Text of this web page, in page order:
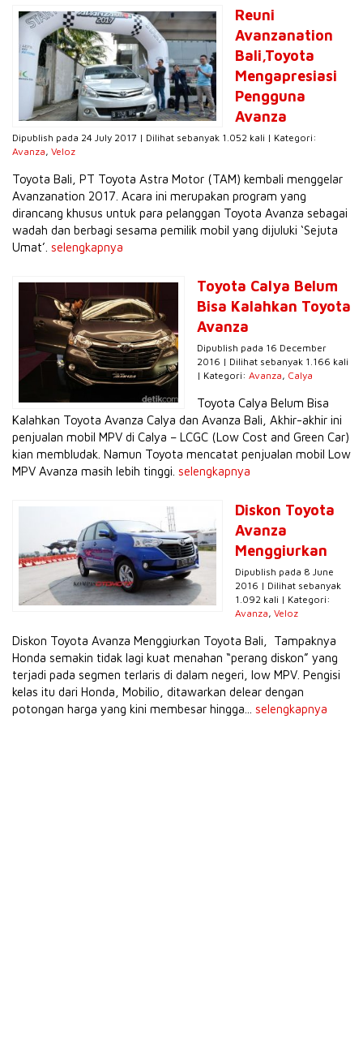
Reuni
Avanzanation
Bali,Toyota
Mengapresiasi
Pengguna
Avanza
Dipublish pada 24 July 2017 | Dilihat sebanyak 1.052 kali | Kategori:
Avanza, Veloz
Toyota Bali, PT Toyota Astra Motor (TAM) kembali menggelar
Avanzanation 2017. Acara ini merupakan program yang
dirancang khusus untuk para pelanggan Toyota Avanza sebagai
wadah dan berbagi sesama pemilik mobil yang dijuluki ‘Sejuta
Umat’. selengkapnya
Toyota Calya Belum
Bisa Kalahkan Toyota
Avanza
Dipublish pada 16 December
2016 | Dilihat sebanyak 1.166 kali
| Kategori: Avanza, Calya
Toyota Calya Belum Bisa
Kalahkan Toyota Avanza Calya dan Avanza Bali, Akhir-akhir ini
penjualan mobil MPV di Calya – LCGC (Low Cost and Green Car)
kian membludak. Namun Toyota mencatat penjualan mobil Low
MPV Avanza masih lebih tinggi. selengkapnya
Diskon Toyota
Avanza
Menggiurkan
Dipublish pada 8 June
2016 | Dilihat sebanyak
1.092 kali | Kategori:
Avanza, Veloz
Diskon Toyota Avanza Menggiurkan Toyota Bali, Tampaknya
Honda semakin tidak lagi kuat menahan “perang diskon” yang
terjadi pada segmen terlaris di dalam negeri, low MPV. Pengisi
kelas itu dari Honda, Mobilio, ditawarkan delear dengan
potongan harga yang kini membesar hingga... selengkapnya